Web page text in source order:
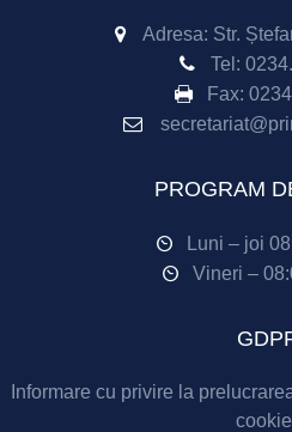
Adresa: Str.
Tel:
Fax:
PROGRAM
Luni – joi
Vineri –
Informare cu privire la